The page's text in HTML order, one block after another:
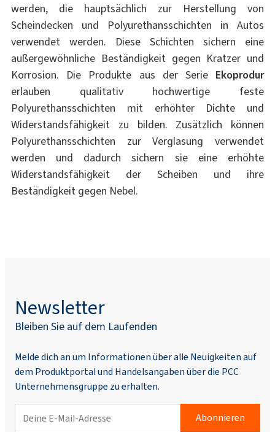
werden, die hauptsächlich zur Herstellung von
Scheindecken und Polyurethansschichten in Autos
verwendet werden. Diese Schichten sichern eine
außergewöhnliche Beständigkeit gegen Kratzer und
Korrosion. Die Produkte aus der Serie Ekoprodur
erlauben qualitativ hochwertige feste
Polyurethansschichten mit erhöhter Dichte und
Widerstandsfähigkeit zu bilden. Zusätzlich können
Polyurethansschichten zur Verglasung verwendet
werden und dadurch sichern sie eine erhöhte
Widerstandsfähigkeit der Scheiben und ihre
Beständigkeit gegen Nebel.
Newsletter
Bleiben Sie auf dem Laufenden
Melde dich an um Informationen über alle Neuigkeiten auf
dem Produktportal und Handelsangaben über die PCC
Unternehmensgruppe zu erhalten.
Abonnieren